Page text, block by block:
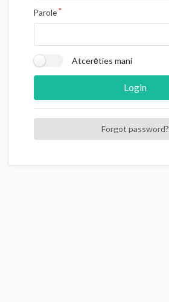
Parole
Atcerēties mani
Login
Forgot password?